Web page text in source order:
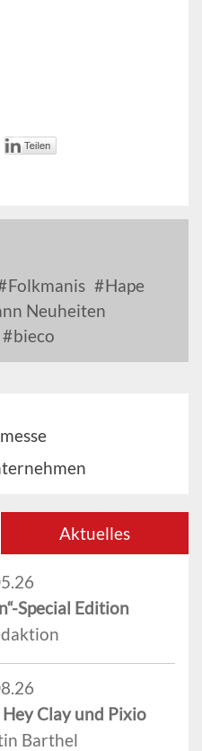
Folkmanis
Hape
Neuheiten
bieco
Aktuelles
Special Edition
Clay und Pixio
Barthel